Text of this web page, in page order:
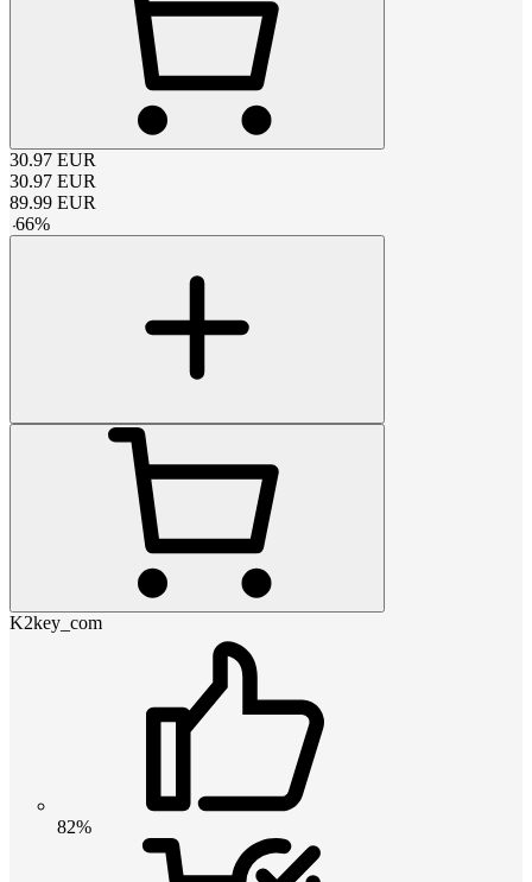
30.97 EUR
30.97 EUR
89.99 EUR
-66%
K2key_com
82%